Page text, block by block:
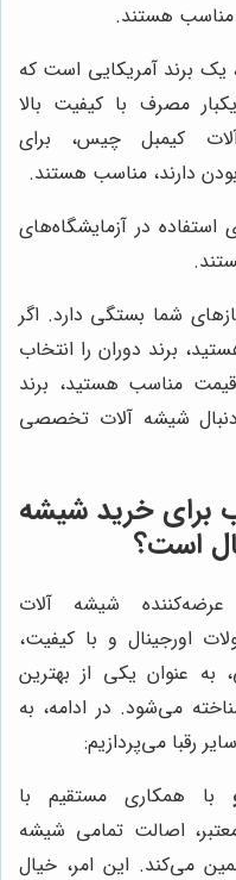
هستند.
برند آمریکایی است که
مصرف با کیفیت بالا
کیمبل چیس، برای
دارند، مناسب هستند.
در آزمایشگاه‌های
شما بستگی دارد. اگر
برند دوران را انتخاب
مناسب هستید، برند
دنبال شیشه آلات تخصصی
برای خرید شیشه
است؟
شیشه آلات
اورجینال و با کیفیت،
به عنوان یکی از بهترین
می‌شود. در ادامه، به
رقبا می‌پردازیم:
با همکاری مستقیم با
معتبر، اصالت تمامی شیشه
می‌کند. این امر، خیال